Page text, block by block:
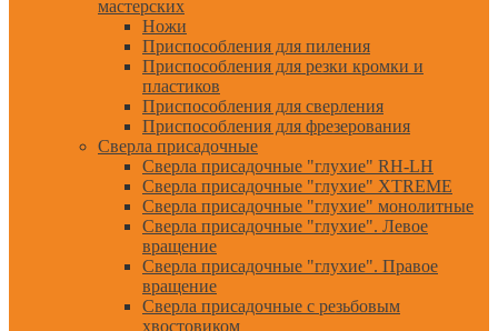
мастерских
Ножи
Приспособления для пиления
Приспособления для резки кромки и
пластиков
Приспособления для сверления
Приспособления для фрезерования
Сверла присадочные
Сверла присадочные "глухие" RH-LH
Сверла присадочные "глухие" XTREME
Сверла присадочные "глухие" монолитные
Сверла присадочные "глухие". Левое
вращение
Сверла присадочные "глухие". Правое
вращение
Сверла присадочные с резьбовым
хвостовиком